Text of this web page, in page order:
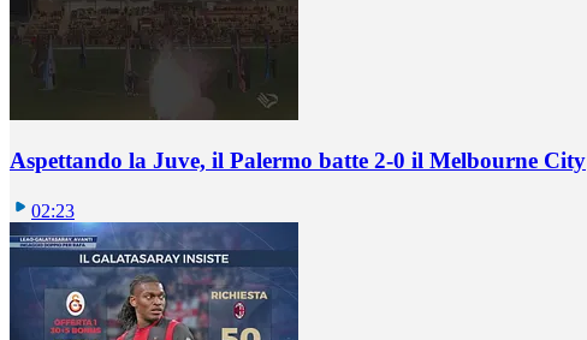
Aspettando la Juve, il Palermo batte 2-0 il Melbourne City
02:23